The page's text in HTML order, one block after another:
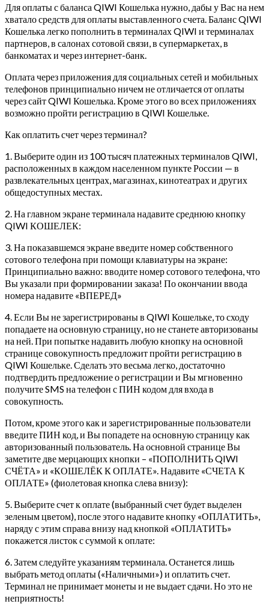
Для оплаты с баланса QIWI Кошелька нужно, дабы у Вас на нем
хватало средств для оплаты выставленного счета. Баланс QIWI
Кошелька легко пополнить в терминалах QIWI и терминалах
партнеров, в салонах сотовой связи, в супермаркетах, в
банкоматах и через интернет-банк.
Оплата через приложения для социальных сетей и мобильных
телефонов принципиально ничем не отличается от оплаты
через сайт QIWI Кошелька. Кроме этого во всех приложениях
возможно пройти регистрацию в QIWI Кошельке.
Как оплатить счет через терминал?
1. Выберите один из 100 тысяч платежных терминалов QIWI,
расположенных в каждом населенном пункте России — в
развлекательных центрах, магазинах, кинотеатрах и других
общедоступных местах.
2. На главном экране терминала надавите среднюю кнопку
QIWI КОШЕЛЕК:
3. На показавшемся экране введите номер собственного
сотового телефона при помощи клавиатуры на экране:
Принципиально важно: вводите номер сотового телефона, что
Вы указали при формировании заказа! По окончании ввода
номера надавите «ВПЕРЕД»
4. Если Вы не зарегистрированы в QIWI Кошельке, то сходу
попадаете на основную страницу, но не станете авторизованы
на ней. При попытке надавить любую кнопку на основной
странице совокупность предложит пройти регистрацию в
QIWI Кошельке. Сделать это весьма легко, достаточно
подтвердить предложение о регистрации и Вы мгновенно
получите SMS на телефон с ПИН кодом для входа в
совокупность.
Потом, кроме этого как и зарегистрированные пользователи
введите ПИН код, и Вы попадете на основную страницу как
авторизованный пользователь. На основной странице Вы
заметите две мерцающих кнопки – «ПОПОЛНИТЬ QIWI
СЧЁТА» и «КОШЕЛЁК К ОПЛАТЕ». Надавите «СЧЕТА К
ОПЛАТЕ» (фиолетовая кнопка слева внизу):
5. Выберите счет к оплате (выбранный счет будет выделен
зеленым цветом), после этого надавите кнопку «ОПЛАТИТЬ»,
наряду с этим справа внизу над кнопкой «ОПЛАТИТЬ»
покажется листок с суммой к оплате:
6. Затем следуйте указаниям терминала. Останется лишь
выбрать метод оплаты («Наличными») и оплатить счет.
Терминал не принимает монеты и не выдает сдачи. Но это не
неприятность!